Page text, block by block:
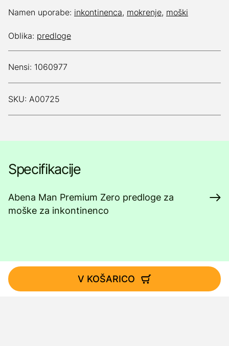
Namen uporabe: inkontinenca, mokrenje, moški
Oblika: predloge
Nensi: 1060977
SKU: A00725
Specifikacije
Abena Man Premium Zero predloge za
moške za inkontinenco
V KOŠARICO